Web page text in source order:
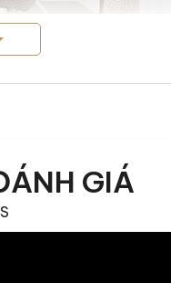
nội thất hiện đại
GIÁ